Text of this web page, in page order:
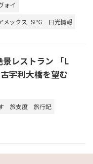
ォイ
メックス_SPG
日光情報
景レストラン 「L
宇利大橋を望む
旅支度 旅行記